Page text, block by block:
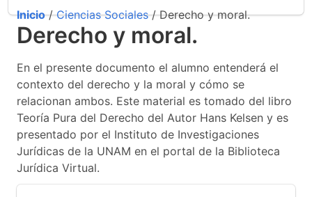
Inicio/Ciencias Sociales/ Derecho y moral.
Derecho y moral.
En el presente documento el alumno entenderá el
contexto del derecho y la moral y cómo se
relacionan ambos. Este material es tomado del libro
Teoría Pura del Derecho del Autor Hans Kelsen y es
presentado por el Instituto de Investigaciones
Jurídicas de la UNAM en el portal de la Biblioteca
Jurídica Virtual.